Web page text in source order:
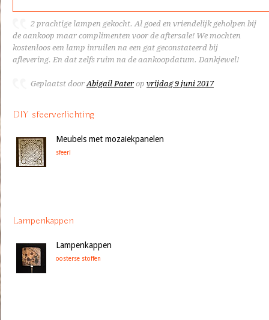
2 prachtige lampen gekocht. Al goed en vriendelijk geholpen bij
de aankoop maar complimenten voor de aftersale! We mochten
kostenloos een lamp inruilen na een gat geconstateerd bij
aflevering. En dat zelfs ruim na de aankoopdatum. Dankjewel!
Geplaatst doorAbigail Pater op vrijdag 9 juni 2017
DIY sfeerverlichting
Meubels met mozaiekpanelen
sfeer!
Lampenkappen
Lampenkappen
oosterse stoffen